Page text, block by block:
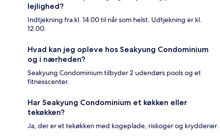
lejlighed?
Indtjekning fra kl. 14.00 til når som helst. Udtjekning er kl.
12.00.
Hvad kan jeg opleve hos Seakyung Condominium
og i nærheden?
Seakyung Condominium tilbyder 2 udendørs pools og et
fitnesscenter.
Har Seakyung Condominium et køkken eller
tekøkken?
Ja, der er et tekøkken med kogeplade, riskoger og krydderier.